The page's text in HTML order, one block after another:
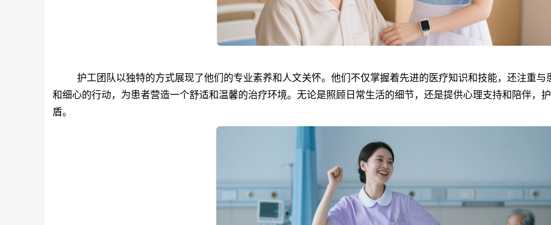
护工团队以独特的方式展现了他们的专业素养和人文关怀。他们不仅掌握着先进的医疗知识和技能，还注重与
和细心的行动，为患者营造一个舒适和温馨的治疗环境。无论是照顾日常生活的细节，还是提供心理支持和陪伴，
盾。